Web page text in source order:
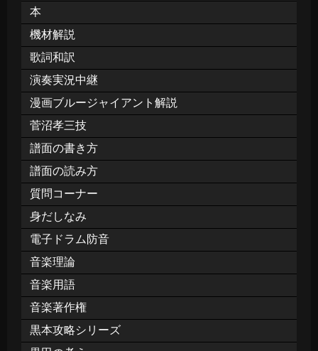
本
機材解説
歌詞和訳
演奏実況中継
漫画ブルージャイアント解説
菅沼孝三技
譜面の書き方
譜面の読み方
質問コーナー
身だしなみ
電子ドラム防音
音楽理論
音楽用語
音楽著作権
黒本攻略シリーズ